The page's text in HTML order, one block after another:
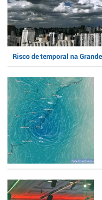
Risco de temporal na